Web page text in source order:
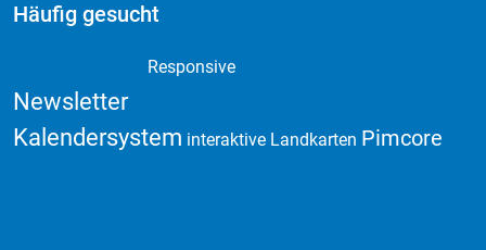
Häufig gesucht
Responsive
Newsletter
Kalendersystem interaktive Landkarten Pimcore